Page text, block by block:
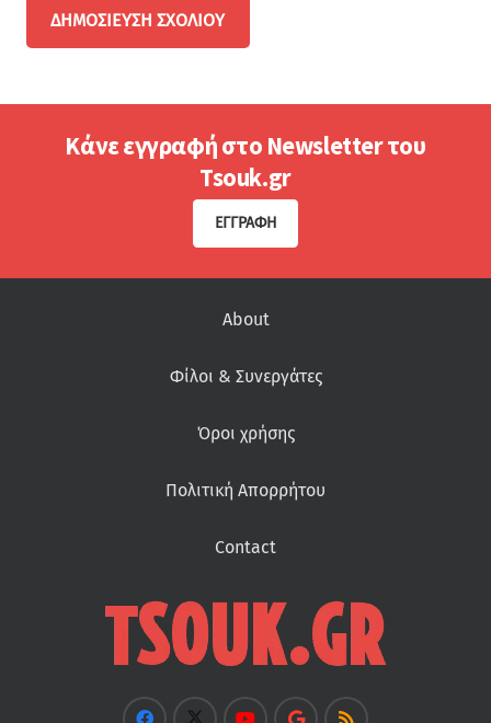
ΔΗΜΟΣΊΕΥΣΗ ΣΧΟΛΊΟΥ
Κάνε εγγραφή στο Newsletter του
Tsouk.gr
ΕΓΓΡΑΦΉ
About
Φίλοι & Συνεργάτες
Όροι χρήσης
Πολιτική Απορρήτου
Contact